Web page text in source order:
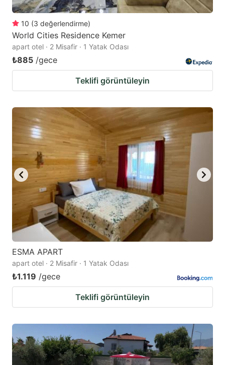
10 (3 değerlendirme)
World Cities Residence Kemer
apart otel · 2 Misafir · 1 Yatak Odası
₺885 /gece
Teklifi görüntüleyin
ESMA APART
apart otel · 2 Misafir · 1 Yatak Odası
₺1.119 /gece
Teklifi görüntüleyin